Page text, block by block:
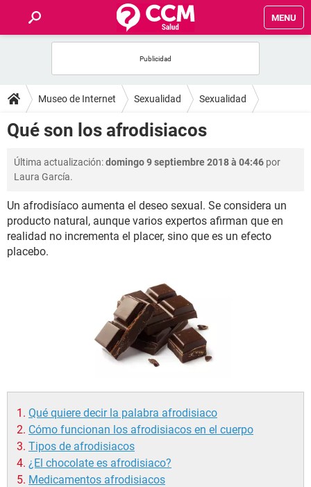
MENU
FOROS
SALUD
FAMILIA
BIENESTAR
Museo de Internet Sexualidad Sexualidad
Qué son los afrodisiacos
Última actualización:domingo 9 septiembre 2018 à 04:46 por
Laura García.
Un afrodisíaco aumenta el deseo sexual. Se considera un
producto natural, aunque varios expertos afirman que en
realidad no incrementa el placer, sino que es un efecto
placebo.
Qué quiere decir la palabra afrodisiaco
Cómo funcionan los afrodisiacos en el cuerpo
Tipos de afrodisiacos
¿El chocolate es afrodisiaco?
Medicamentos afrodisiacos